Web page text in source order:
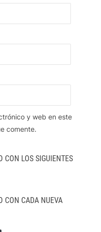
y web en este
comente.
CON LOS SIGUIENTES
CON CADA NUEVA